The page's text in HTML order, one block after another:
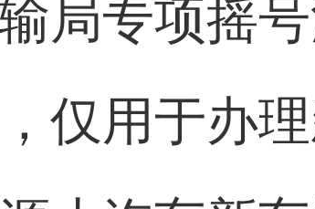
局专项摇
仅用于办